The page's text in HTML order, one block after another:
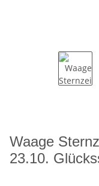
Waage
23.10.